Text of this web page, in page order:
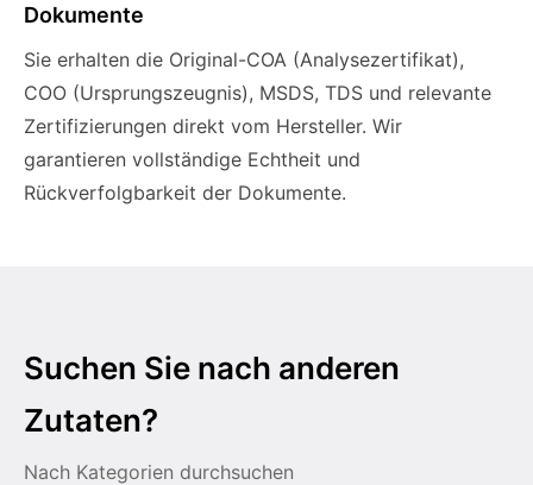
Dokumente
Sie erhalten die Original-COA (Analysezertifikat),
COO (Ursprungszeugnis), MSDS, TDS und relevante
Zertifizierungen direkt vom Hersteller. Wir
garantieren vollständige Echtheit und
Rückverfolgbarkeit der Dokumente.
Suchen Sie nach anderen
Zutaten?
Nach Kategorien durchsuchen